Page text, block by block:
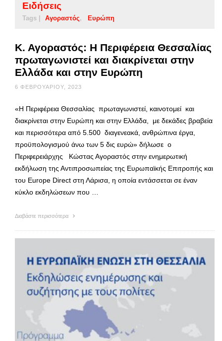
Ειδήσεις
Tags | Αγοραστός Ευρώπη
Κ. Αγοραστός: Η Περιφέρεια Θεσσαλίας
πρωταγωνιστεί και διακρίνεται στην
Ελλάδα και στην Ευρώπη
6 ΦΕΒΡΟΥΑΡΊΟΥ, 2023
«Η Περιφέρεια Θεσσαλίας πρωταγωνιστεί, καινοτομεί και
διακρίνεται στην Ευρώπη και στην Ελλάδα, με δεκάδες βραβεία
και περισσότερα από 5.500 διαγενεακά, ανθρώπινα έργα,
προϋπολογισμού άνω των 5 δις ευρώ» δήλωσε ο
Περιφερειάρχης Κώστας Αγοραστός στην ενημερωτική
εκδήλωση της Αντιπροσωπείας της Ευρωπαϊκής Επιτροπής και
του Europe Direct στη Λάρισα, η οποία εντάσσεται σε έναν
κύκλο εκδηλώσεων που …
Διαβάστε περισσότερα